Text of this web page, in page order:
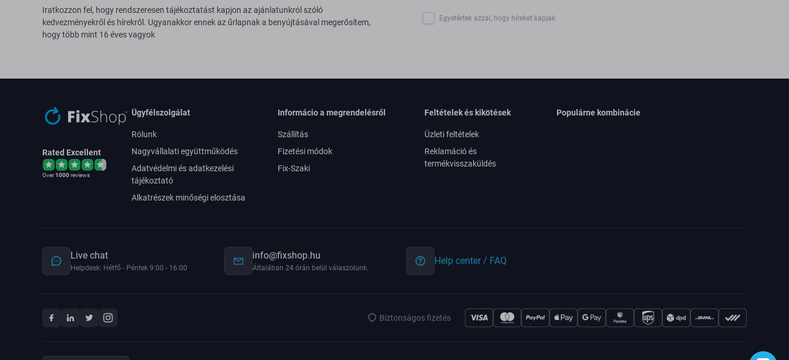
Iratkozzon fel, hogy rendszeresen tájékoztatást kapjon az ajánlatunkról szóló
kedvezményekről és hírekről. Ugyanakkor ennek az űrlapnak a benyújtásával megerősítem,
hogy több mint 16 éves vagyok
Egyetértek azzal, hogy híreket kapjak
Rated Excellent
Over1000reviews
Ügyfélszolgálat
Rólunk
Nagyvállalati együttműködés
Adatvédelmi és adatkezelési
tájékoztató
Alkatrészek minőségi elosztása
Informácio a megrendelésről
Szállítás
Fizetési módok
Fix-Szaki
Feltételek és kikötések
Üzleti feltételek
Reklamáció és
termékvisszaküldés
Populárne kombinácie
Live chat
Helpdesk: Hétfő - Péntek 9:00 - 16:00
info@fixshop.hu
Általában 24 órán belül válaszolunk.
Help center / FAQ
Biztonságos fizetés